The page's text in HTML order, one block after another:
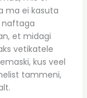
ma ei kasuta
et midagi
vetikatele
kus veel
tammeni,